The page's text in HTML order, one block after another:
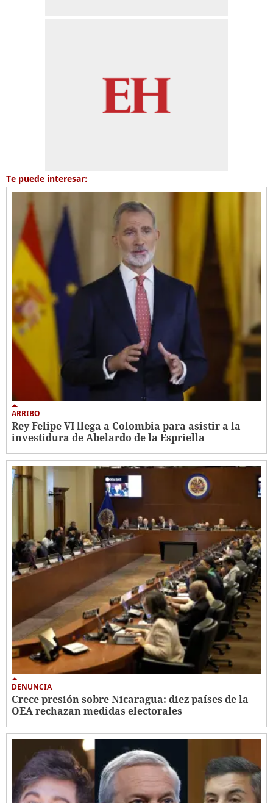
Te puede interesar:
ARRIBO
Rey Felipe VI llega a Colombia para asistir a la
investidura de Abelardo de la Espriella
DENUNCIA
Crece presión sobre Nicaragua: diez países de la
OEA rechazan medidas electorales